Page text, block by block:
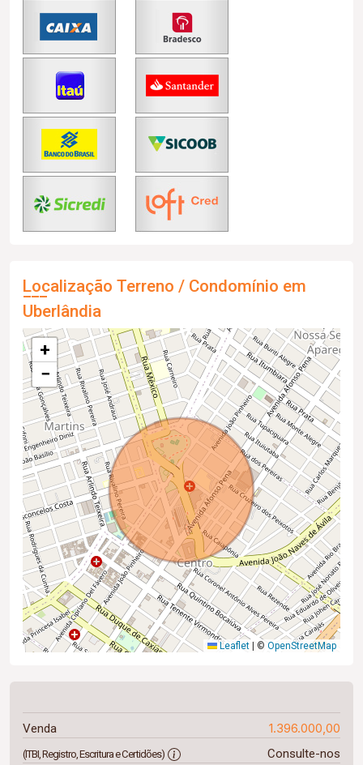
Localização Terreno / Condomínio em
Uberlândia
+
−
Leaflet © OpenStreetMap
Venda 1.396.000,00
(ITBI, Registro, Escritura e Certidões) Consulte-nos